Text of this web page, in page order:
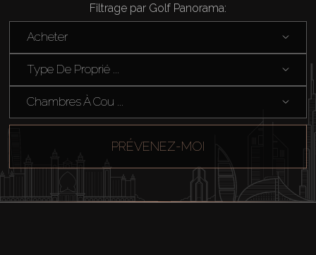
Filtrage par Golf Panorama:
Acheter
Type De Proprié ...
Chambres À Cou ...
PRÉVENEZ-MOI